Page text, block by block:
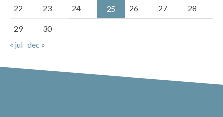
22 23 24 25 26 27 28
29
30
« jul dec »